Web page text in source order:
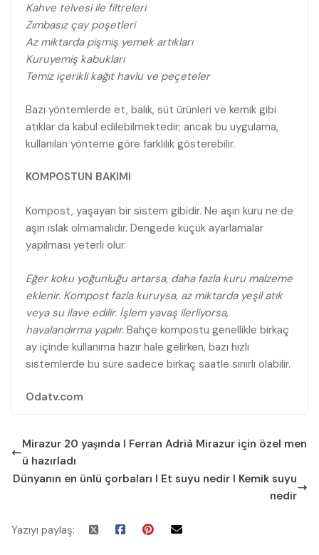
Kahve telvesi ile filtreleri
Zımbasız çay poşetleri
Az miktarda pişmiş yemek artıkları
Kuruyemiş kabukları
Temiz içerikli kağıt havlu ve peçeteler
Bazı yöntemlerde et, balık, süt ürünleri ve kemik gibi
atıklar da kabul edilebilmektedir; ancak bu uygulama,
kullanılan yönteme göre farklılık gösterebilir.
KOMPOSTUN BAKIMI
Kompost, yaşayan bir sistem gibidir. Ne aşırı kuru ne de
aşırı ıslak olmamalıdır. Dengede küçük ayarlamalar
yapılması yeterli olur.
Eğer koku yoğunluğu artarsa, daha fazla kuru malzeme
eklenir. Kompost fazla kuruysa, az miktarda yeşil atık
veya su ilave edilir. İşlem yavaş ilerliyorsa,
havalandırma yapılır. Bahçe kompostu genellikle birkaç
ay içinde kullanıma hazır hale gelirken, bazı hızlı
sistemlerde bu süre sadece birkaç saatle sınırlı olabilir.
Odatv.com
Mirazur 20 yaşında I Ferran Adrià Mirazur için özel men
ü hazırladı
Dünyanın en ünlü çorbaları I Et suyu nedir I Kemik suyu
nedir
Yazıyı paylaş: